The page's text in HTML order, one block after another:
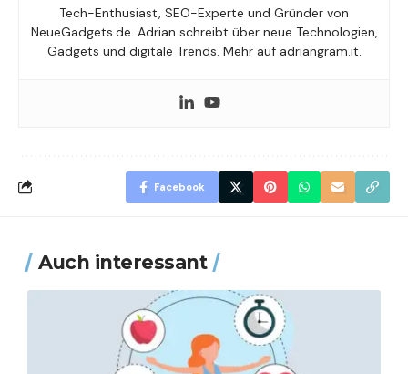
Tech-Enthusiast, SEO-Experte und Gründer von
NeueGadgets.de. Adrian schreibt über neue Technologien,
Gadgets und digitale Trends. Mehr auf adriangram.it.
Facebook
Auch interessant